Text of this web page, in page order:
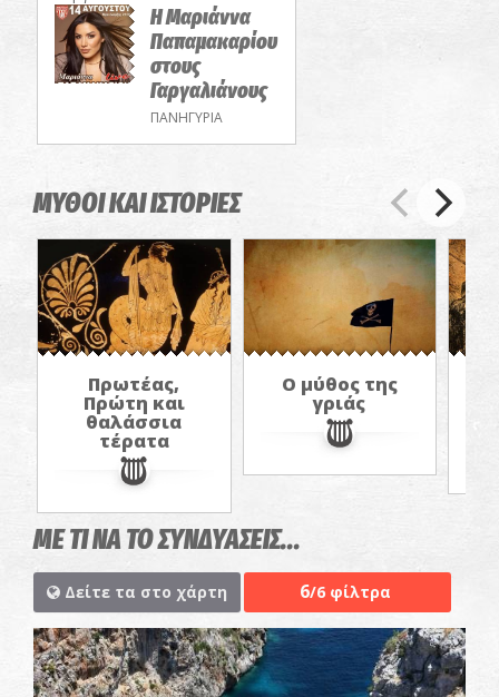
Η Μαριάννα
Παπαμακαρίου
στους
Γαργαλιάνους
ΠΑΝΗΓΥΡΙΑ
ΜΥΘΟΙ ΚΑΙ ΙΣΤΟΡΙΕΣ
Πρωτέας,
Πρώτη και
θαλάσσια
τέρατα
Ο μύθος της
γριάς
ΜΕ ΤΙ ΝΑ ΤΟ ΣΥΝΔΥΑΣΕΙΣ...
Δείτε τα στο χάρτη 6/6 φίλτρα